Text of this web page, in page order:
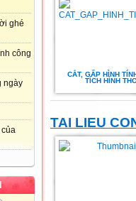
ghé
công
ngày
CẮT, GẤP HÌNH
TÍCH HÌNH
TAI LIEU